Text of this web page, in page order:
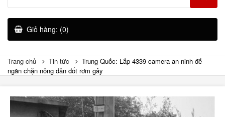
Giỏ hàng: (0)
Trang chủ Tin tức
Trung Quốc: Lắp 4339 camera an ninh để
ngăn chặn nông dân đốt rơm gây